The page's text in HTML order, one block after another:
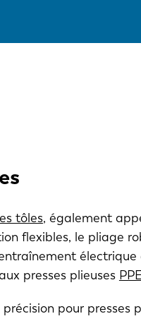
tôles, également
flexibles, le pliage
presses plieuses
pour presses